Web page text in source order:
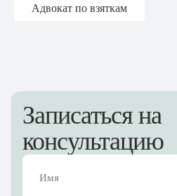
Адвокат по взяткам
Записаться на
консультацию